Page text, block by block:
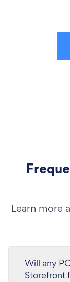
Learn more
Will any
Storefront